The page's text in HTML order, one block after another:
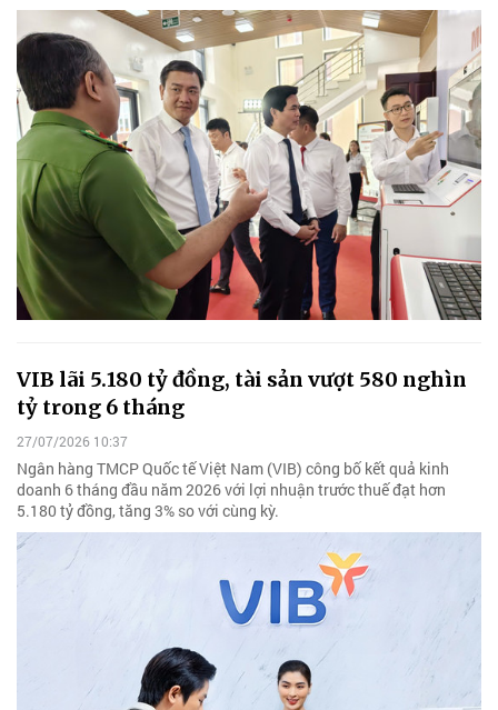
VIB lãi 5.180 tỷ đồng, tài sản vượt 580 nghìn
tỷ trong 6 tháng
27/07/2026 10:37
Ngân hàng TMCP Quốc tế Việt Nam (VIB) công bố kết quả kinh
doanh 6 tháng đầu năm 2026 với lợi nhuận trước thuế đạt hơn
5.180 tỷ đồng, tăng 3% so với cùng kỳ.